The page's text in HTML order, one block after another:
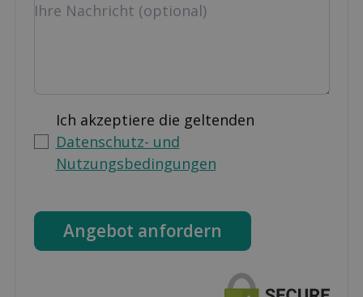
Ich akzeptiere die geltenden
Datenschutz- und
Nutzungsbedingungen
Angebot anfordern